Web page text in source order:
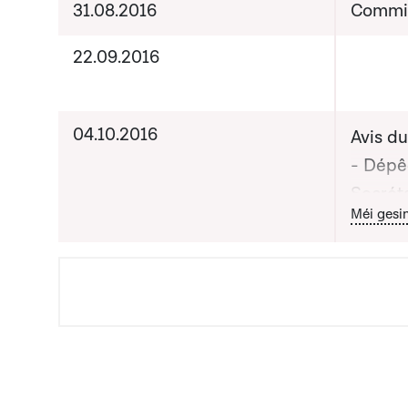
31.08.2016
22.09.2016
04.10.2016
Avis
-
au
Méi